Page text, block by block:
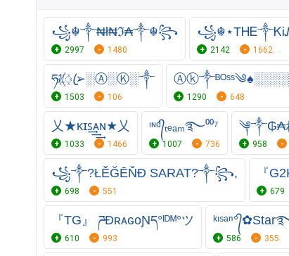
꧁☬༒₦ł₦ℑ₳༒☬꧂
2997 1480 2142 1662
ཧᜰ꙰ꦿ➢░Ⓐ░Ⓚ░༒
1503 106 1290 648
乂★ᴋɪꜱ͢͢͢ᴀɴ★乂
1033 1466
ᶦᶰᵈ᭄ₜₑₐₘ࿐⁰⁰⁷
1007 736
༆༒₲₳
958
꧁༒?ŁĚĞĒŇĐ SARAT?༒꧂,
698 551
『
679
『TG』 ཌĐʀᴀɢᴏƝད°ᴵᴰᴹ°ツ
610 993 586 355